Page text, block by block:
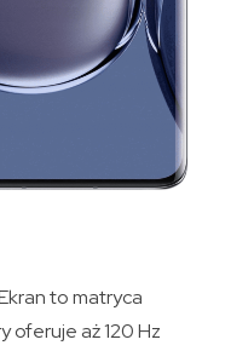
to matryca
oferuje aż 120 Hz